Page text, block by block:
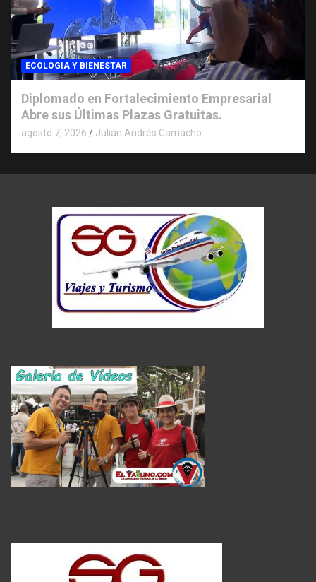
ECOLOGIA Y BIENESTAR
Diplomado en Fortalecimiento Empresarial
Abre sus Últimas Plazas Gratuitas.
agosto 7, 2026 Julián Andrés Camacho